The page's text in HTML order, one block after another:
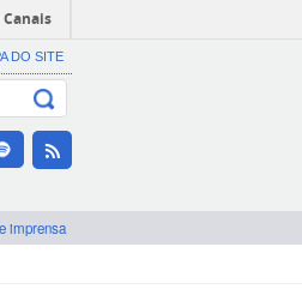
Canais
DO SITE
imprensa